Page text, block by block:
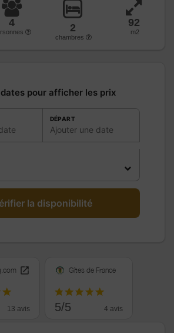
4 2
chambres
92
m2
pour afficher les prix
DÉPART
Ajouter une date
la disponibilité
13 avis
Gîtes de France
5/5 4 avis